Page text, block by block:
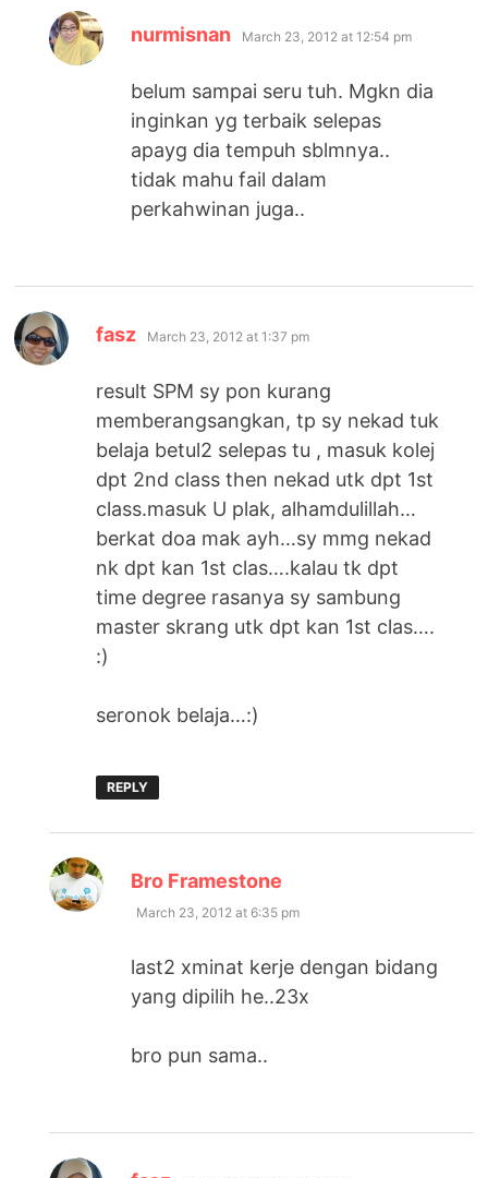
nurmisnan says:
March 23, 2012 at 12:54 pm
belum sampai seru tuh. Mgkn dia
inginkan yg terbaik selepas
apayg dia tempuh sblmnya..
tidak mahu fail dalam
perkahwinan juga..
fasz says:
March 23, 2012 at 1:37 pm
result SPM sy pon kurang
memberangsangkan, tp sy nekad tuk
belaja betul2 selepas tu , masuk kolej
dpt 2nd class then nekad utk dpt 1st
class.masuk U plak, alhamdulillah…
berkat doa mak ayh…sy mmg nekad
nk dpt kan 1st clas….kalau tk dpt
time degree rasanya sy sambung
master skrang utk dpt kan 1st clas….
:)
seronok belaja…:)
REPLY
Bro Framestone
March 23, 2012 at 6:35 pm
last2 xminat kerje dengan bidang
yang dipilih he..23x
bro pun sama..